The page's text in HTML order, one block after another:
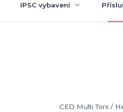
IPSC vybavení
CED Multi Torx /